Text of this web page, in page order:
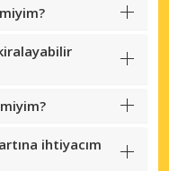
ihtiyacım